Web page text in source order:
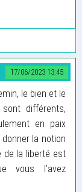
17/06/2023 13:45
le bien et le
différents,
en paix
la notion
de la liberté est
vous l’avez